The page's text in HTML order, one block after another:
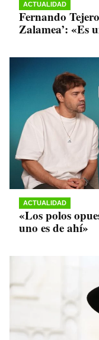
ACTUALIDAD
Fernando
Zalamea’: «Es
ACTUALIDAD
«Los polos
uno es de ahí»